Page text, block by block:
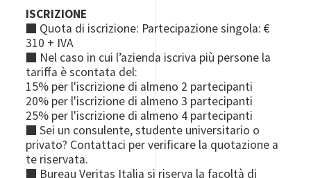
ISCRIZIONE
■ Quota di iscrizione: Partecipazione singola: €
310 + IVA
■ Nel caso in cui l’azienda iscriva più persone la
tariffa è scontata del:
15% per l'iscrizione di almeno 2 partecipanti
20% per l'iscrizione di almeno 3 partecipanti
25% per l'iscrizione di almeno 4 partecipanti
■ Sei un consulente, studente universitario o
privato? Contattaci per verificare la quotazione a
te riservata.
■ Bureau Veritas Italia si riserva la facoltà di